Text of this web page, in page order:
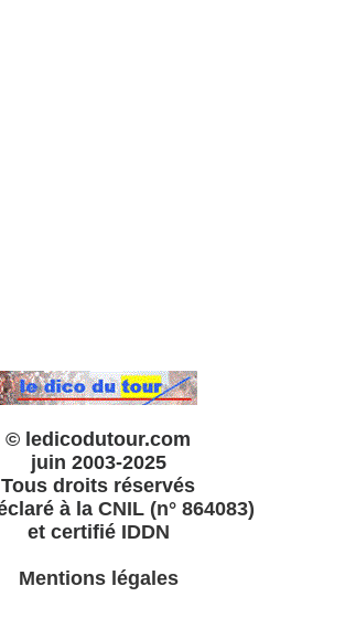
© ledicodutour.com
juin 2003-2025
Tous droits réservés
à la CNIL (n° 864083)
et certifié IDDN
Mentions légales